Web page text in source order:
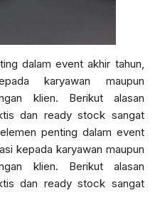
dalam event akhir tahun,
karyawan maupun
klien. Berikut alasan
dan ready stock sangat
penting dalam event
kepada karyawan maupun
klien. Berikut alasan
dan ready stock sangat